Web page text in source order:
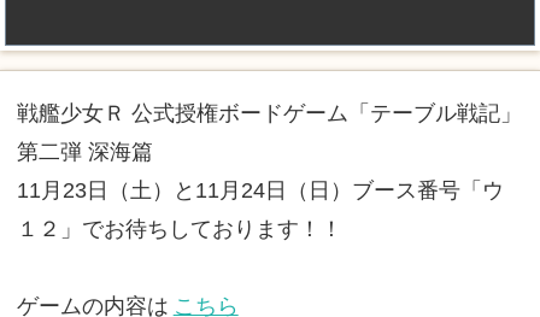
戦艦少女Ｒ 公式授権ボードゲーム「テーブル戦記」
第二弾 深海篇
11月23日（土）と11月24日（日）ブース番号「ウ
１２」でお待ちしております！！
ゲームの内容は こちら